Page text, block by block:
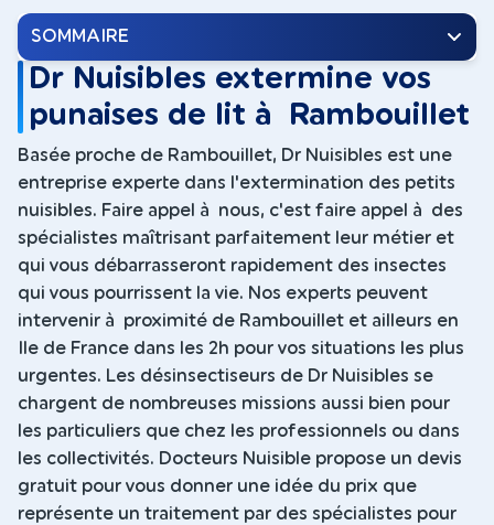
SOMMAIRE
Dr Nuisibles extermine vos
punaises de lit à Rambouillet
Basée proche de Rambouillet, Dr Nuisibles est une
entreprise experte dans l'extermination des petits
nuisibles. Faire appel à nous, c'est faire appel à des
spécialistes maîtrisant parfaitement leur métier et
qui vous débarrasseront rapidement des insectes
qui vous pourrissent la vie. Nos experts peuvent
intervenir à proximité de Rambouillet et ailleurs en
Ile de France dans les 2h pour vos situations les plus
urgentes. Les désinsectiseurs de Dr Nuisibles se
chargent de nombreuses missions aussi bien pour
les particuliers que chez les professionnels ou dans
les collectivités. Docteurs Nuisible propose un devis
gratuit pour vous donner une idée du prix que
représente un traitement par des spécialistes pour